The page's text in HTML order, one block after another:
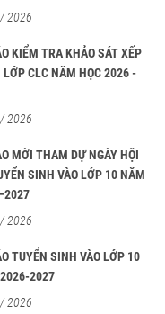
2026
KIỂM TRA KHẢO SÁT XẾP
LỚP CLC NĂM HỌC 2026 -
2026
MỜI THAM DỰ NGÀY HỘI
SINH VÀO LỚP 10 NĂM
2026
TUYỂN SINH VÀO LỚP 10
2027
2026